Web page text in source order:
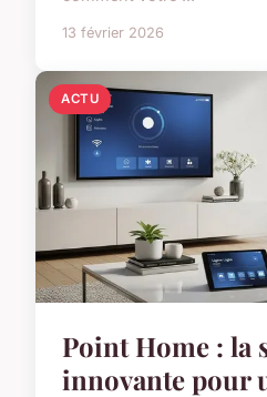
13 février 2026
ACTU
Point Home : la
innovante pour